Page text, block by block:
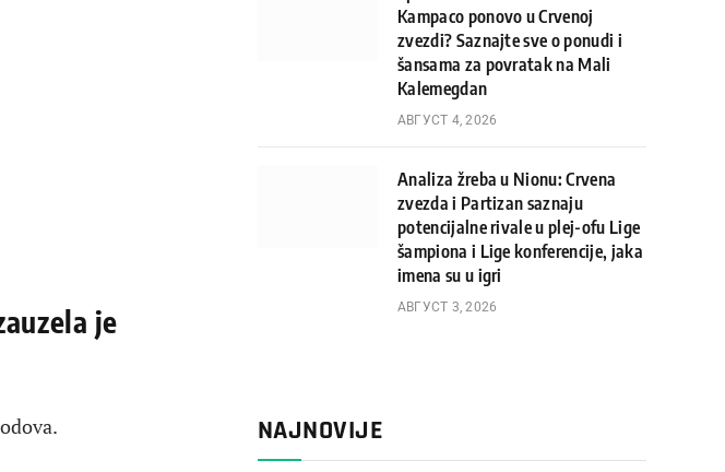
je
Kampaco ponovo u Crvenoj
zvezdi? Saznajte sve o ponudi i
šansama za povratak na Mali
Kalemegdan
АВГУСТ 4, 2026
Analiza žreba u Nionu: Crvena
zvezda i Partizan saznaju
potencijalne rivale u plej-ofu Lige
šampiona i Lige konferencije, jaka
imena su u igri
АВГУСТ 3, 2026
NAJNOVIJE